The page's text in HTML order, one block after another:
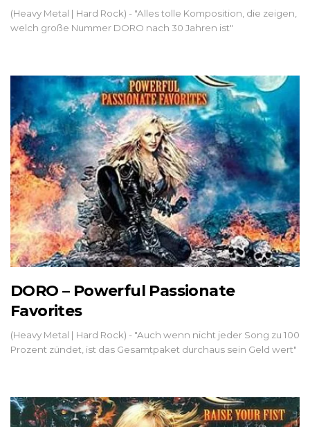
(Heavy Metal | Hard Rock) - "Alles tolle Komposition, die zeigen,
welch große Nummer DORO nach 30 Jahren ist"
DORO – Powerful Passionate
Favorites
(Heavy Metal | Hard Rock) - "Auch wenn nicht jeder Song zu 100
Prozent zündet, ist das Gesamtpaket durchaus sein Geld wert"